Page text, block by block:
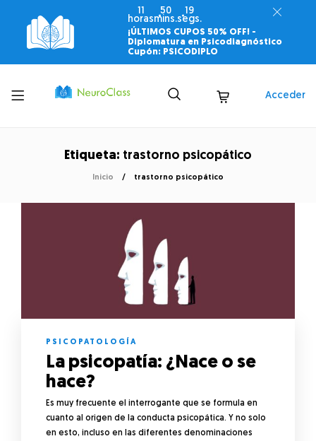
11
horas
50
mins.
18
segs.
¡ÚLTIMOS CUPOS 50% OFF! -
Diplomatura en Psicodiagnóstico
Cupón: PSICODIPLO
Toggle
menu
Acceder
Etiqueta: trastorno psicopático
Inicio trastorno psicopático
PSICOPATOLOGÍA
La psicopatía: ¿Nace o se
hace?
Es muy frecuente el interrogante que se formula en
cuanto al origen de la conducta psicopática. Y no solo
en esto, incluso en las diferentes denominaciones